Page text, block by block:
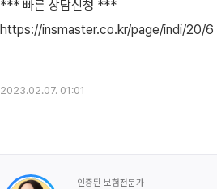
*** 빠른 상담신청 ***
https://insmaster.co.kr/page/indi/20/6
2023.02.07. 01:01
인증된 보험전문가